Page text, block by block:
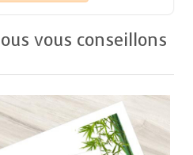
vous conseillons